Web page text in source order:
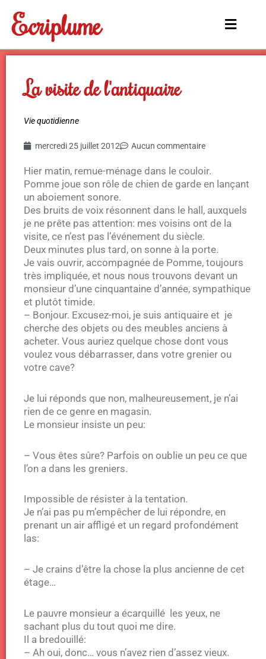
contenu
Ecriplume
Main
La visite de l'antiquaire
Vie quotidienne
mercredi 25 juillet 2012 Aucun commentaire
Hier matin, remue-ménage dans le couloir.
Pomme joue son rôle de chien de garde en lançant
un aboiement sonore.
Des bruits de voix résonnent dans le hall, auxquels
je ne prête pas attention: mes voisins ont de la
visite, ce n’est pas l’événement du siècle.
Deux minutes plus tard, on sonne à la porte.
Je vais ouvrir, accompagnée de Pomme, toujours
très impliquée, et nous nous trouvons devant un
monsieur d’une cinquantaine d’année, sympathique
et plutôt timide.
– Bonjour. Excusez-moi, je suis antiquaire et je
cherche des objets ou des meubles anciens à
acheter. Vous auriez quelque chose dont vous
voulez vous débarrasser, dans votre grenier ou
votre cave?
Je lui réponds que non, malheureusement, je n’ai
rien de ce genre en magasin.
Le monsieur insiste un peu:
– Vous êtes sûre? Parfois on oublie un peu ce que
l’on a dans les greniers.
Impossible de résister à la tentation.
Je n’ai pas pu m’empêcher de lui répondre, en
prenant un air affligé et un regard profondément
las:
– Je crains d’être la chose la plus ancienne de cet
étage…
Le pauvre monsieur a écarquillé les yeux, ne
sachant plus du tout quoi me dire.
Il a bredouillé:
– Ah oui, donc… vous n’avez rien d’assez vieux.